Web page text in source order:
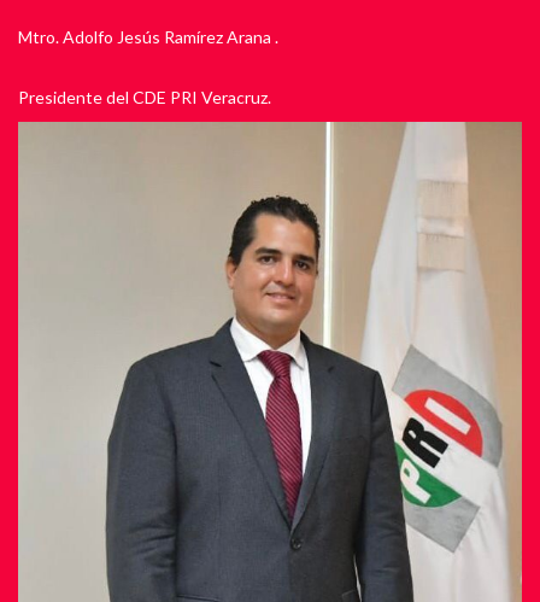
Mtro. Adolfo Jesús Ramírez Arana .
Presidente del CDE PRI Veracruz.